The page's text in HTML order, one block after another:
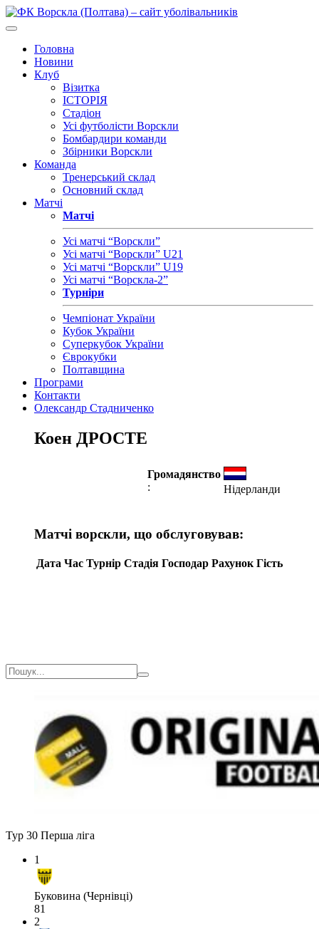
Головна
Новини
Клуб
Візитка
ІСТОРІЯ
Стадіон
Усі футболісти Ворскли
Бомбардири команди
Збірники Ворскли
Команда
Тренерський склад
Основний склад
Матчі
Матчі
Усі матчі “Ворскли”
Усі матчі “Ворскли” U21
Усі матчі “Ворскли” U19
Усі матчі “Ворскла-2”
Турніри
Чемпіонат України
Кубок України
Суперкубок України
Єврокубки
Полтавщина
Програми
Контакти
Олександр Стадниченко
Коен ДРОСТЕ
Громадянство
:
Нідерланди
Матчі ворскли, що обслуговував:
Дата Час Турнір Стадія Господар Рахунок Гість
Тур 30 Перша ліга
1
Буковина (Чернівці)
81
2